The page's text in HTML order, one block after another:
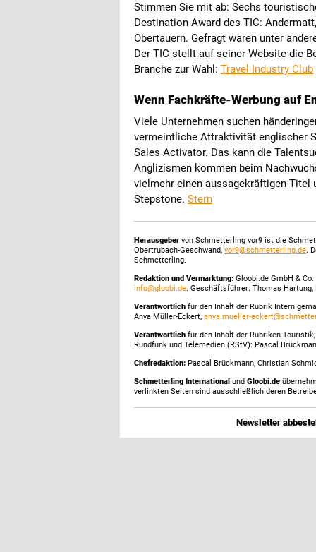
Stimmen Sie mit ab: Sechs
Destination Award des TIC:
Obertauern. Gefragt waren unter
Der TIC stellt auf seiner Website die
Branche zur Wahl: Travel Industry Club
Wenn Fachkräfte-Werbung auf
Viele Unternehmen suchen
vermeintliche Attraktivität englischer
Sales Activator. Das kann die
Anglizismen kommen beim
vielmehr einen aussagekräftigen Titel
Stepstone. Stern
Herausgeber von Schmetterling vor9 ist die
Obertrubach-Geschwand, vor9@schmetterling.de.
Schmetterling.
Redaktion und Vermarktung: Gloobi.de GmbH &
info@gloobi.de. Geschäftsführer: Thomas
Verantwortlich für den Inhalt der Rubrik Intern
Anya Müller-Eckert, anya.mueller-
Verantwortlich für den Inhalt der Rubriken
Rundfunk und Telemedien (RStV): Pascal
Chefredaktion: Pascal Brückmann, Christian
Schmetterling International und Gloobi.de
verlinkten Seiten sind ausschließlich deren
Newsletter